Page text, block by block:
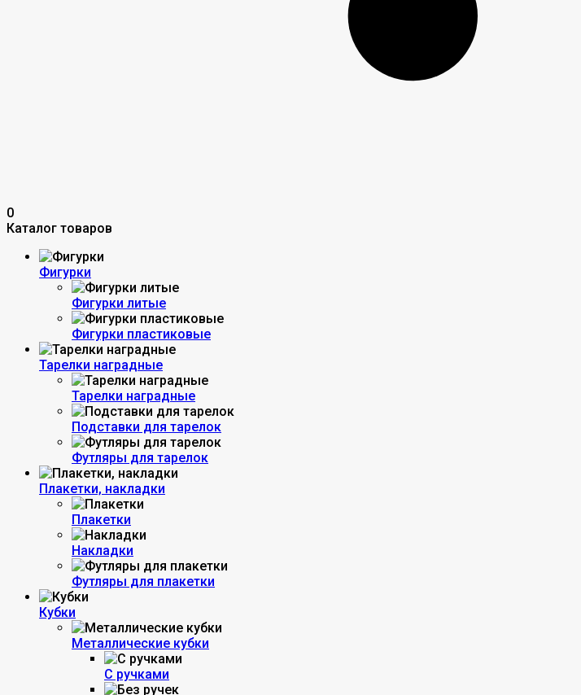
0
Каталог товаров
Фигурки
Фигурки литые
Фигурки пластиковые
Тарелки наградные
Тарелки наградные
Подставки для тарелок
Футляры для тарелок
Плакетки, накладки
Плакетки
Накладки
Футляры для плакетки
Кубки
Металлические кубки
С ручками